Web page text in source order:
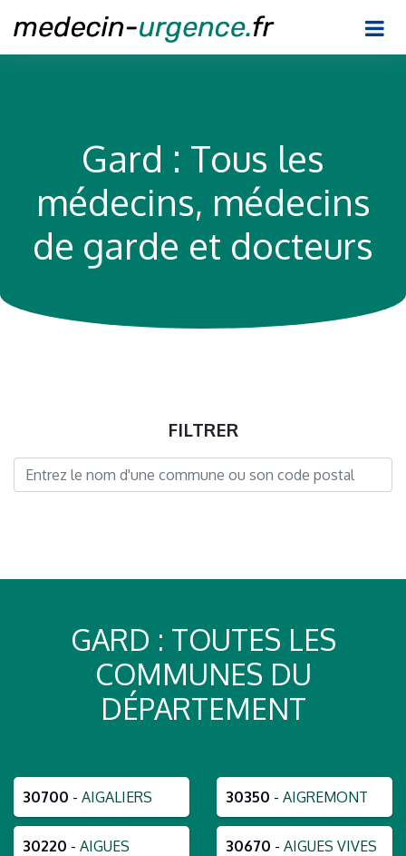
Gard : Tous les
médecins, médecins
de garde et docteurs
FILTRER
GARD : TOUTES LES
COMMUNES DU
DÉPARTEMENT
30700 - AIGALIERS 30350 - AIGREMONT
30220 - AIGUES
30670 - AIGUES VIVES